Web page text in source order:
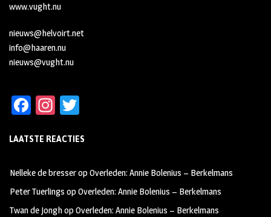
www.vught.nu
nieuws@helvoirt.net
info@haaren.nu
nieuws@vught.nu
Fa
b
oo
k
In
ag
m
tt
LAATSTE REACTIES
Nelleke de bresseropOverleden: Annie Bolenius – Berkelmans
Peter Tuerlings opOverleden: Annie Bolenius – Berkelmans
Twan de JonghopOverleden: Annie Bolenius – Berkelmans